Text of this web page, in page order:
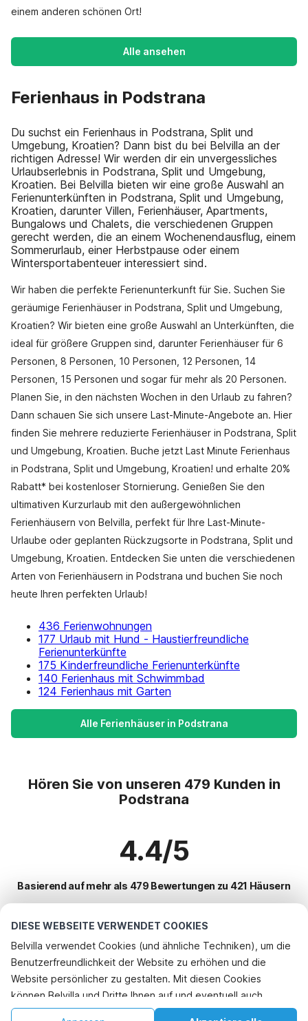
DIESE WEBSEITE VERWENDET COOKIES
Belvilla verwendet Cookies (und ähnliche Techniken), um die
Benutzerfreundlichkeit der Website zu erhöhen und die
Website persönlicher zu gestalten. Mit diesen Cookies
können Belvilla und Dritte Ihnen auf und eventuell auch
außerhalb unserer Website folgen, um Werbung Ihren
einem anderen schönen Ort!
Alle ansehen
Ferienhaus in Podstrana
Du suchst ein Ferienhaus in Podstrana, Split und
Umgebung, Kroatien? Dann bist du bei Belvilla an der
richtigen Adresse! Wir werden dir ein unvergessliches
Urlaubserlebnis in Podstrana, Split und Umgebung,
Kroatien. Bei Belvilla bieten wir eine große Auswahl an
Ferienunterkünften in Podstrana, Split und Umgebung,
Kroatien, darunter Villen, Ferienhäuser, Apartments,
Bungalows und Chalets, die verschiedenen Gruppen
gerecht werden, die an einem Wochenendausflug, einem
Sommerurlaub, einer Herbstpause oder einem
Wintersportabenteuer interessiert sind.
Wir haben die perfekte Ferienunterkunft für Sie. Suchen Sie
geräumige Ferienhäuser in Podstrana, Split und Umgebung,
Kroatien? Wir bieten eine große Auswahl an Unterkünften, die
ideal für größere Gruppen sind, darunter Ferienhäuser für 6
Personen, 8 Personen, 10 Personen, 12 Personen, 14
Personen, 15 Personen und sogar für mehr als 20 Personen.
Planen Sie, in den nächsten Wochen in den Urlaub zu fahren?
Dann schauen Sie sich unsere Last-Minute-Angebote an. Hier
finden Sie mehrere reduzierte Ferienhäuser in Podstrana, Split
und Umgebung, Kroatien. Buche jetzt Last Minute Ferienhaus
in Podstrana, Split und Umgebung, Kroatien! und erhalte 20%
Rabatt* bei kostenloser Stornierung. Genießen Sie den
ultimativen Kurzurlaub mit den außergewöhnlichen
Ferienhäusern von Belvilla, perfekt für Ihre Last-Minute-
Urlaube oder geplanten Rückzugsorte in Podstrana, Split und
Umgebung, Kroatien. Entdecken Sie unten die verschiedenen
Arten von Ferienhäusern in Podstrana und buchen Sie noch
heute Ihren perfekten Urlaub!
436 Ferienwohnungen
177 Urlaub mit Hund - Haustierfreundliche
Ferienunterkünfte
175 Kinderfreundliche Ferienunterkünfte
140 Ferienhaus mit Schwimmbad
124 Ferienhaus mit Garten
Alle Ferienhäuser in Podstrana
Hören Sie von unseren 479 Kunden in
Podstrana
4.4/5
Basierend auf mehr als 479 Bewertungen zu 421 Häusern
Beliebteste Reiseziele für Urlaub
Top-Städte mit Top-Annehmlichkeiten für den Urlaub
Ferienwohnungen makarska
Ferienwohnungen tucepi
Beliebte Ausstattungen für Urlaub in Podstrana
Ferienwohnungen